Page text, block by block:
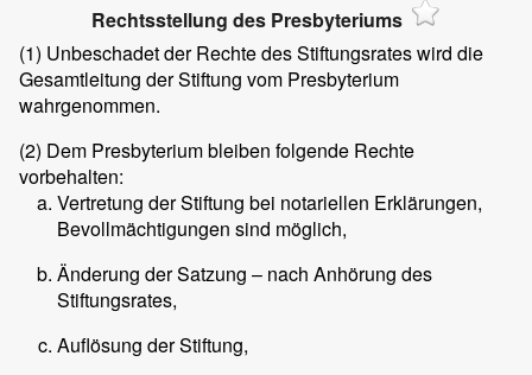
Rechtsstellung des Presbyteriums
(1) Unbeschadet der Rechte des Stiftungsrates wird die
Gesamtleitung der Stiftung vom Presbyterium
wahrgenommen.
(2) Dem Presbyterium bleiben folgende Rechte
vorbehalten:
Vertretung der Stiftung bei notariellen Erklärungen,
Bevollmächtigungen sind möglich,
Änderung der Satzung – nach Anhörung des
Stiftungsrates,
Auflösung der Stiftung,